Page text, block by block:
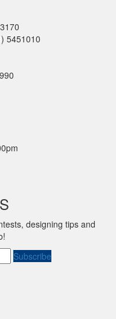
5451010
designing tips and
Subscribe